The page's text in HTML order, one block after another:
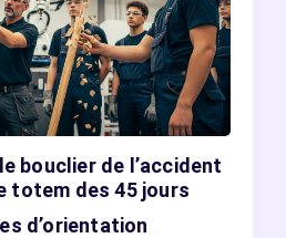
bouclier de l’accident
totem des 45 jours
d’orientation